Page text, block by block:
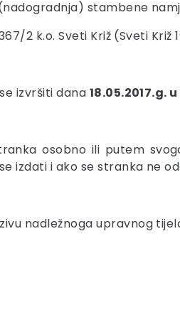
stambene
2 k.o. Sveti Križ (Sveti Križ
izvršiti dana 18.05.2017.g.
osobno ili putem
izdati i ako se stranka ne
nadležnoga upravnog